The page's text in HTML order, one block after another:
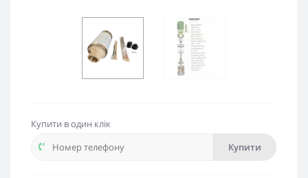
Купити в один клік
Купити